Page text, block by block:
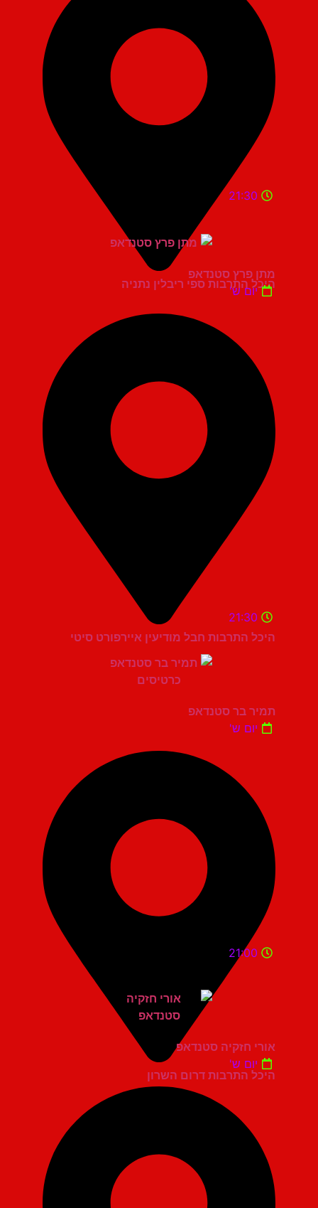
היכל התרבות ספי ריבלין נתניה
21:30
מתן פרץ סטנדאפ
יום ש'
היכל התרבות חבל מודיעין איירפורט סיטי
21:30
תמיר בר סטנדאפ
יום ש'
היכל התרבות דרום השרון
21:00
אורי חזקיה סטנדאפ
יום ש'